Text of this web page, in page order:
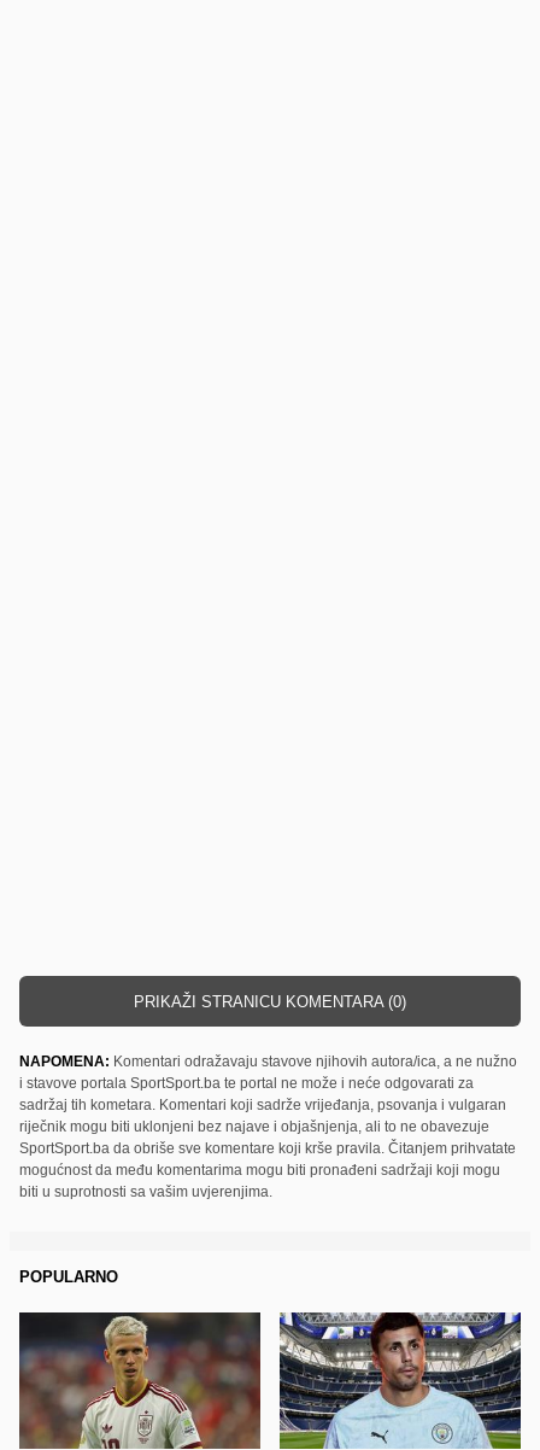
PRIKAŽI STRANICU KOMENTARA (0)
NAPOMENA: Komentari odražavaju stavove njihovih autora/ica, a ne nužno
i stavove portala SportSport.ba te portal ne može i neće odgovarati za
sadržaj tih kometara. Komentari koji sadrže vrijeđanja, psovanja i vulgaran
riječnik mogu biti uklonjeni bez najave i objašnjenja, ali to ne obavezuje
SportSport.ba da obriše sve komentare koji krše pravila. Čitanjem prihvatate
mogućnost da među komentarima mogu biti pronađeni sadržaji koji mogu
biti u suprotnosti sa vašim uvjerenjima.
POPULARNO